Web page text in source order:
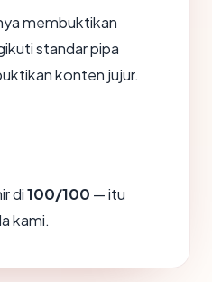
membuktikan
standar pipa
konten jujur.
di100/100 — itu
kami.